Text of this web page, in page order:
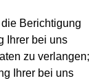
Berichtigung
Ihrer bei uns
zu verlangen;
Ihrer bei uns